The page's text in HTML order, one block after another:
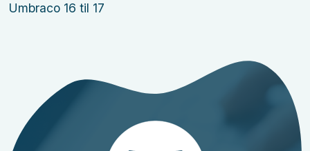
Umbraco 16 til 17